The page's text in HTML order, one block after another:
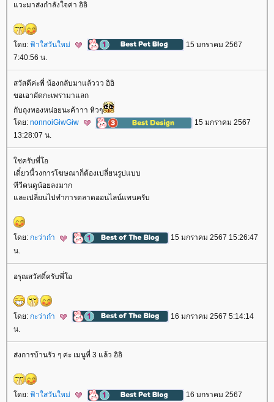
วะมาส่งกำลังใจค่า อิอิ
ดย: ฟ้าใสวันใหม่
15 มกราคม 2567
7:40:56 น.
สวัสดีค่ะพี่ น้องกลับมาแล้ววว อิอิ
ขอเอาผัดกะเพรามาแลก
กับถุงทองหน่อยนะค้าาา หิวๆ
ดย: nonnoiGiwGiw
15 มกราคม 2567
13:28:07 น.
ช่ครับพี่โอ
เดี๋ยวนี้วงการโฆษณาก็ต้องเปลี่ยนรูปแบบ
ทีวีคนดูน้อยลงมาก
ละเปลี่ยนไปทำการตลาดออนไลน์แทนครับ
ดย: กะว่าก๋า
15 มกราคม 2567 15:26:47
น.
อรุณสวัสดิ์ครับพี่โอ
ดย: กะว่าก๋า
16 มกราคม 2567 5:14:14
น.
ส่งการบ้านรัว ๆ ค่ะ เมนูที่ 3 แล้ว อิอิ
ดย: ฟ้าใสวันใหม่
16 มกราคม 2567